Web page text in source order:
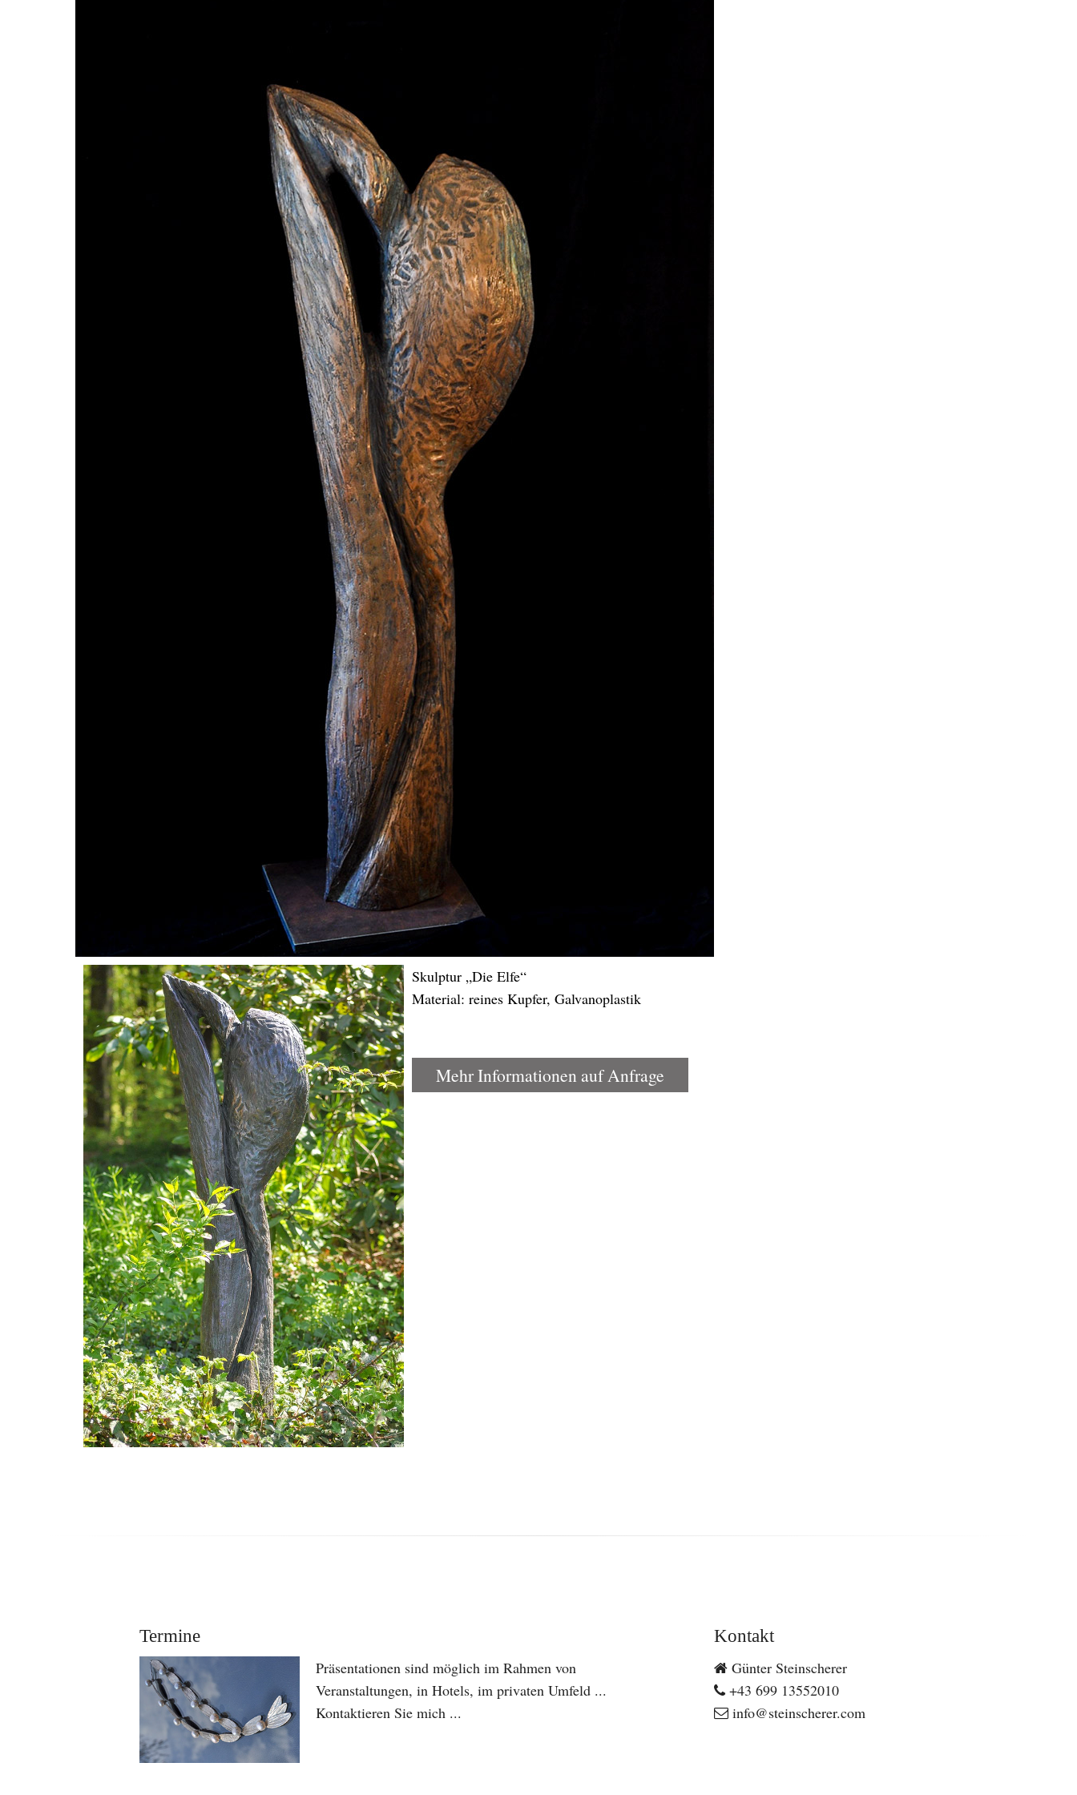
Skulptur „Die Elfe“
Material: reines Kupfer, Galvanoplastik
Mehr Informationen auf Anfrage
Termine
Präsentationen sind möglich im Rahmen von
Veranstaltungen, in Hotels, im privaten Umfeld ...
Kontaktieren Sie mich ...
Kontakt
Günter Steinscherer
+43 699 13552010
info@steinscherer.com